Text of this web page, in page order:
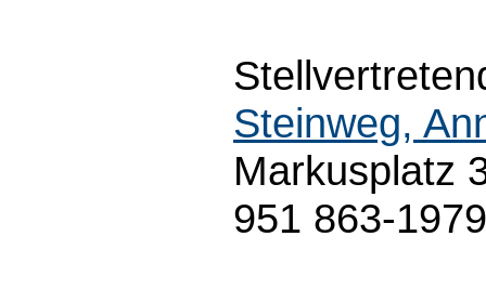
Steinweg,
Markusplatz
951 863-1979